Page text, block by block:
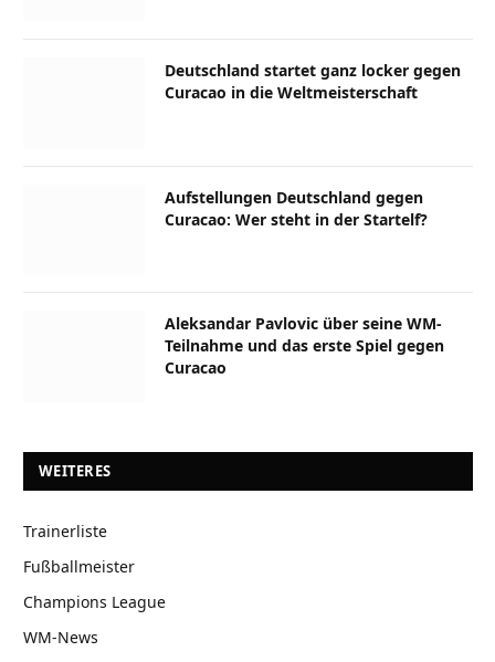
Deutschland startet ganz locker gegen
Curacao in die Weltmeisterschaft
Aufstellungen Deutschland gegen
Curacao: Wer steht in der Startelf?
Aleksandar Pavlovic über seine WM-
Teilnahme und das erste Spiel gegen
Curacao
WEITERES
Trainerliste
Fußballmeister
Champions League
WM-News